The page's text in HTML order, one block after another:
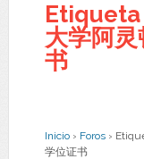
Etiqueta
大学阿
书
Inicio › Foros ›
学位证书